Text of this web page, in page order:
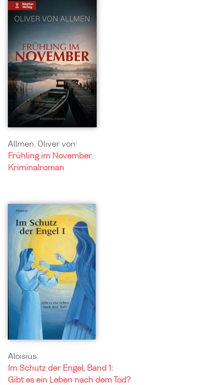
Allmen, Oliver von:
Frühling im November.
Kriminalroman
Aloisius:
Im Schutz der Engel, Band 1:
Gibt es ein Leben nach dem Tod?